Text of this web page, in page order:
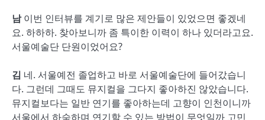
남이번 인터뷰를 계기로 많은 제안들이 있었으면 좋겠네
요. 하하하. 찾아보니까 좀 특이한 이력이 하나 있더라고요.
서울예술단 단원이었어요?
김 네. 서울예전 졸업하고 바로 서울예술단에 들어갔습니
다. 그런데 그때도 뮤지컬을 그다지 좋아하진 않았습니다.
뮤지컬보다는 일반 연기를 좋아하는데 고향이 인천이니까
서울에서 하숙하며 연기할 수 있는 방법이 무엇일까 고민